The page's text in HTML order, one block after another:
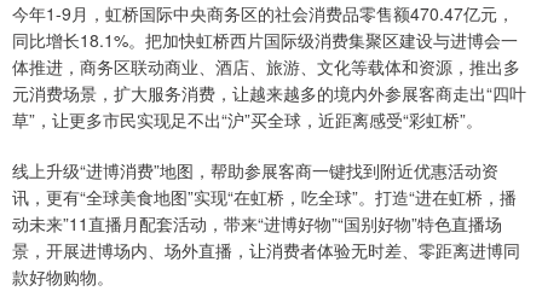
今年1-9月，虹桥国际中央商务区的社会消费品零售额470.47亿元，
同比增长18.1%。把加快虹桥西片国际级消费集聚区建设与进博会一
体推进，商务区联动商业、酒店、旅游、文化等载体和资源，推出多
元消费场景，扩大服务消费，让越来越多的境内外参展客商走出“四叶
草”，让更多市民实现足不出“沪”买全球，近距离感受“彩虹桥”。
线上升级“进博消费”地图，帮助参展客商一键找到附近优惠活动资
讯，更有“全球美食地图”实现“在虹桥，吃全球”。打造“进在虹桥，播
动未来”11直播月配套活动，带来“进博好物”“国别好物”特色直播场
景，开展进博场内、场外直播，让消费者体验无时差、零距离进博同
款好物购物。